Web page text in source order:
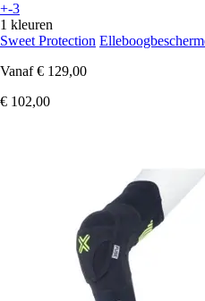
+-3
1 kleuren
Sweet Protection
Vanaf € 129,00
€ 102,00